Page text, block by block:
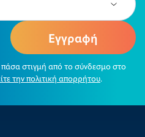
πάσα στιγμή από το σύνδεσμο στο
την πολιτική απορρήτου.